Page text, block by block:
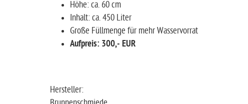
Höhe: ca. 60 cm
Inhalt: ca. 450 Liter
Große Füllmenge für mehr Wasservorrat
Aufpreis: 300,- EUR
Hersteller: